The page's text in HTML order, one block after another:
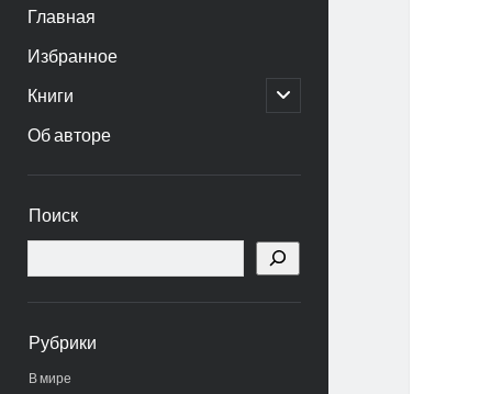
Главная
Избранное
Книги
открыть
дочернее
Об авторе
панель
Поиск
Рубрики
В мире